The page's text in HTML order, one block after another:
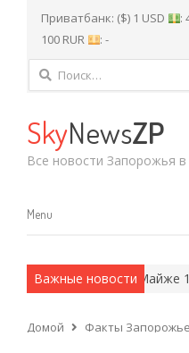
Приватбанк: ($) 1 USD :
100 RUR
: -
Найти:
SkyNewsZP
Все новости Запорожья
Menu
Menu
Важные новости
методы. Майже
Домой Факты Запорожье